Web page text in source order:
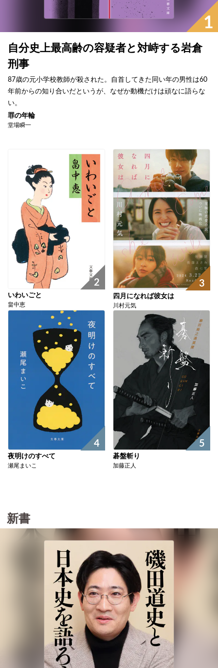
1
自分史上最高齢の容疑者と対峙する岩倉
刑事
87歳の元小学校教師が殺された。自首してきた同い年の男性は60
年前からの知り合いだというが、なぜか動機だけは頑なに語らな
い。
罪の年輪
堂場瞬一
2
いわいごと
畠中恵
3
四月になれば彼女は
川村元気
4
夜明けのすべて
瀬尾まいこ
5
碁盤斬り
加藤正人
新書